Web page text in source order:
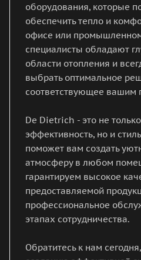
оборудования, которые
обеспечить тепло и
офисе или
специалисты обладают
области отопления и
выбрать оптимальное
соответствующее вашим
De Dietrich - это не
эффективность, но и
поможет вам создать
атмосферу в любом
гарантируем высокое
предоставляемой
профессиональное
этапах сотрудничества.
Обратитесь к нам